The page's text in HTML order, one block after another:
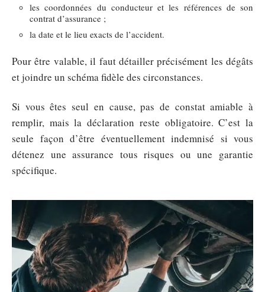
les coordonnées du conducteur et les références de son
contrat d’assurance ;
la date et le lieu exacts de l’accident.
Pour être valable, il faut détailler précisément les dégâts
et joindre un schéma fidèle des circonstances.
Si vous êtes seul en cause, pas de constat amiable à
remplir, mais la déclaration reste obligatoire. C’est la
seule façon d’être éventuellement indemnisé si vous
détenez une assurance tous risques ou une garantie
spécifique.